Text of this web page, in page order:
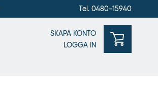
Tel. 0480-15940
SKAPA KONTO
LOGGA IN